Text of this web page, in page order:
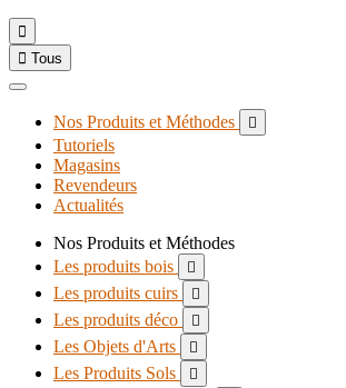

 Tous
Nos Produits et Méthodes 
Tutoriels
Magasins
Revendeurs
Actualités
Nos Produits et Méthodes
Les produits bois

Les produits cuirs 
Les produits déco 
Les Objets d'Arts 
Les Produits Sols 